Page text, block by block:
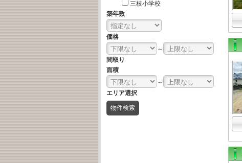
三枝小学校
築年数
価格
～
間取り
面積
～
エリア選択